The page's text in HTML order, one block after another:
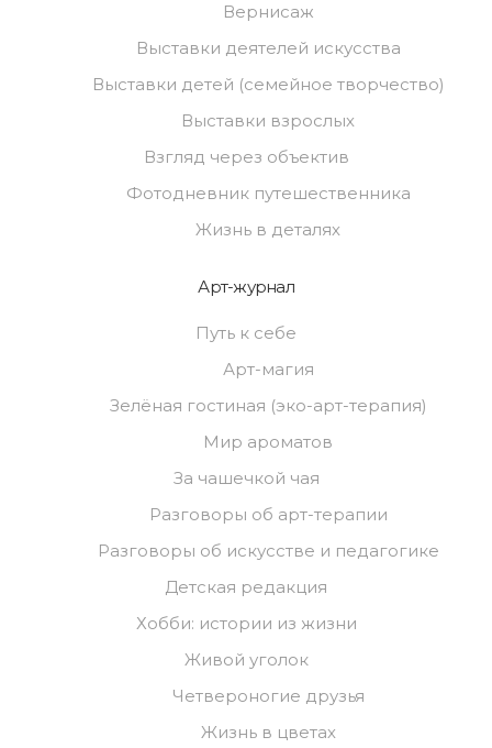
Вернисаж
Выставки деятелей искусства
Выставки детей (семейное творчество)
Выставки взрослых
Взгляд через объектив
Фотодневник путешественника
Жизнь в деталях
Арт-журнал
Путь к себе
Арт-магия
Зелёная гостиная (эко-арт-терапия)
Мир ароматов
За чашечкой чая
Разговоры об арт-терапии
Разговоры об искусстве и педагогике
Детская редакция
Хобби: истории из жизни
Живой уголок
Четвероногие друзья
Жизнь в цветах